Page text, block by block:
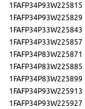
1FAFP34P93W225815
1FAFP34P93W225829
1FAFP34P33W225843
1FAFP34P33W225857
1FAFP34P83W225871
1FAFP34P83W225885
1FAFP34P83W225899
1FAFP34P93W225913
1FAFP34P93W225927